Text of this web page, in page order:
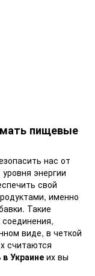
пищевые
нас от
энергии
свой
именно
Такие
виде, в четкой
считаются
Украине их вы